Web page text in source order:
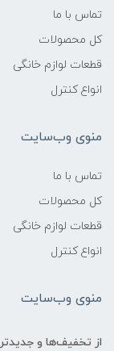
تماس با ما
کل محصولات
قطعات لوازم خانگی
انواع کنترل
منوی وب‌سایت
تماس با ما
کل محصولات
قطعات لوازم خانگی
انواع کنترل
منوی وب‌سایت
از تخفیف‌ها و